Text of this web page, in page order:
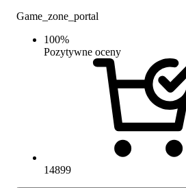
Game_zone_portal
100%
Pozytywne oceny
14899